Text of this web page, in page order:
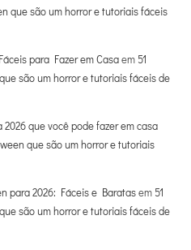
que são um horror e tutoriais fáceis
para Fazer em Casaem 51
são um horror e tutoriais fáceis de
que você pode fazer em casa
que são um horror e tutoriais
para 2026: Fáceis e Baratasem 51
são um horror e tutoriais fáceis de